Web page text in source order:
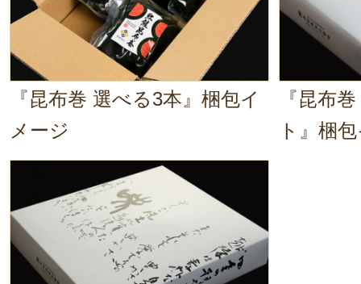
ざいます。
またのご購入お待ちしておりま
有限会社宮崎商店
代表取締役 宮崎信一
2023年11月14日
/ 有
鮭の昆布巻が大好きな母のために
が良いこちらを試してみたところ
甘くないので、鮭の味も昆布の風
れ、ご飯のお供にぴったり。鮭も
お酒好きはもちろん、新たなお酒
わさびを付けた昆布巻と、新潟の
でしょうか♪
『昆布巻 選べる3本』梱包イ
メージ
『昆布
ト』梱